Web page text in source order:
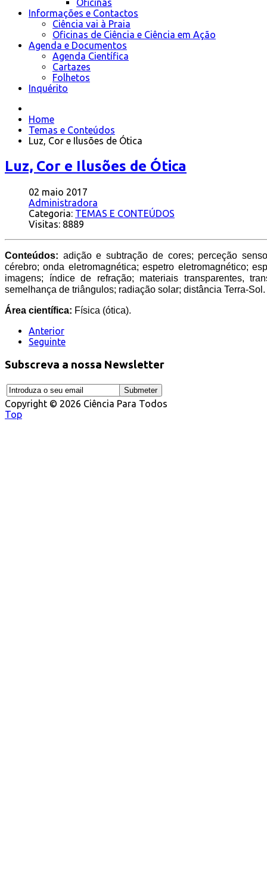
Oficinas
Informações e Contactos
Ciência vai à Praia
Oficinas de Ciência e Ciência em Ação
Agenda e Documentos
Agenda Científica
Cartazes
Folhetos
Inquérito
Home
Temas e Conteúdos
Luz, Cor e Ilusões de Ótica
Luz, Cor e Ilusões de Ótica
02 maio 2017
Administradora
Categoria: TEMAS E CONTEÚDOS
Visitas: 8889
Conteúdos: adição e subtração de cores; perceção
cérebro; onda eletromagnética; espetro eletromagnético;
imagens; índice de refração; materiais transparentes,
semelhança de triângulos; radiação solar; distância Terra-Sol.
Área científica: Física (ótica).
Anterior
Seguinte
Subscreva a nossa Newsletter
Copyright © 2026 Ciência Para Todos
Top